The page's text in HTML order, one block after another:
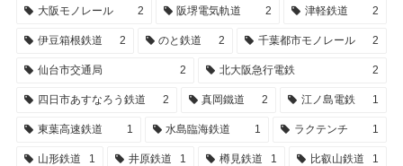
大阪モノレール 2 阪堺電気軌道 2 津軽鉄道 2
伊豆箱根鉄道 2 のと鉄道 2 千葉都市モノレール 2
仙台市交通局 2 北大阪急行電鉄 2
四日市あすなろう鉄道 2 真岡鐵道 2 江ノ島電鉄 1
東葉高速鉄道 1 水島臨海鉄道 1 ラクテンチ 1
山形鉄道 1 井原鉄道 1 樽見鉄道 1 比叡山鉄道 1